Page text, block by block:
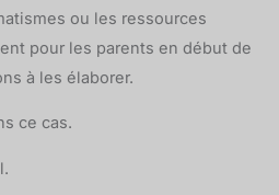
ou les ressources
pour les parents en début de
à les élaborer.
ce cas.